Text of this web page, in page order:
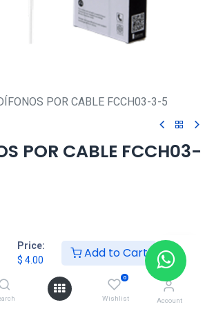
Price:
$ 4.00 Add to Cart
0
Wishlist Account
POR CABLE FCCH03-3-5
POR CABLE FCCH03-
Agregar al carrito
de deseos